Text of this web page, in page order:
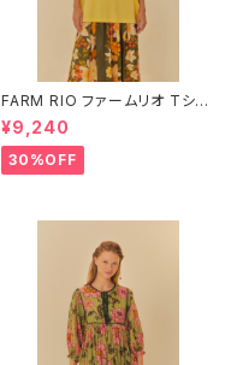
FARM RIO ファームリオ Tシャ
ツ HOHOHO
¥9,240
30%OFF